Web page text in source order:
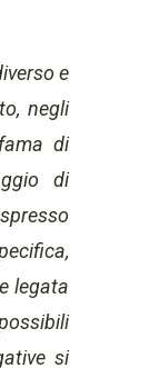
e
negli
di
di
legata
si